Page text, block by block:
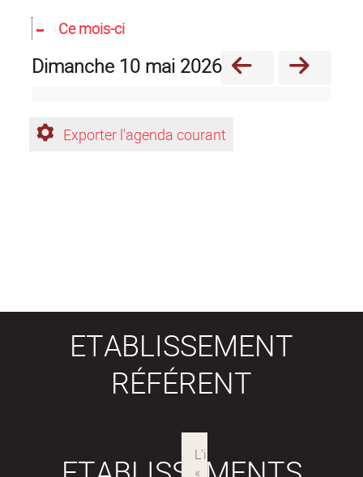
Ce mois-ci
dimanche 10 mai 2026
Exporter l'agenda courant
ETABLISSEMENT
RÉFÉRENT